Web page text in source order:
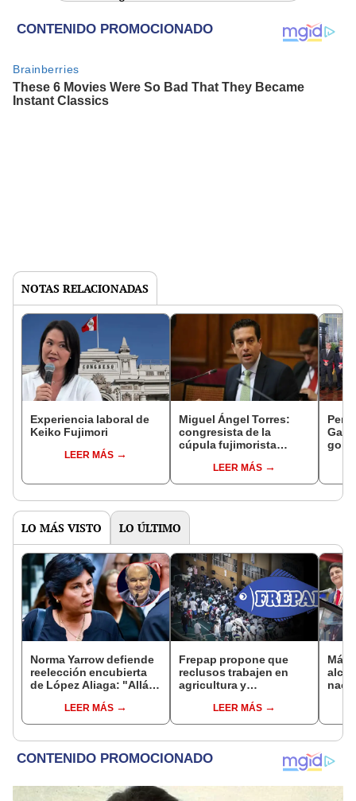
NOTAS RELACIONADAS
Experiencia laboral de
Keiko Fujimori
LEER MÁS
Miguel Ángel Torres:
congresista de la
cúpula fujimorista
del SenadoLEER MÁS
LO MÁS VISTO LO ÚLTIMO
Norma Yarrow defiende
reelección encubierta
de López Aliaga: "Allá el
sacar la vuelta"
LEER MÁS
Frepap propone que
reclusos trabajen en
agricultura y
LEER MÁS
Más